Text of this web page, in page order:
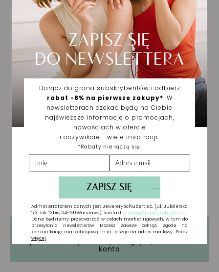
Tylko zarejestrowani użytkownicy mogą
pisać Recenzje. Proszę
konto